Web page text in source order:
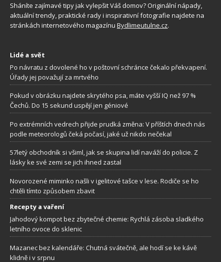
Sháníte zajímavé tipy jak vylepšit Váš domov? Originální nápady,
aktuální trendy, praktické rady i inspirativní fotografie najdete na
stránkách internetového magazínu Bydlimeutulne.cz.
Lidé a svět
Po návratu z dovolené ho v poštovní schránce čekalo překvapení.
Úřady jej považují za mrtvého
Pokud v obrázku najdete skrytého psa, máte vyšší IQ než 97 %
Čechů. Do 15 sekund uspějí jen géniové
Po extrémních vedrech přijde prudká změna: V příštích dnech nás
podle meteorologů čeká počasí, jaké už nikdo nečekal
57letý obchodník si všiml, jak se skupina lidí naváží do policie. Z
lásky ke své zemi se jich ihned zastal
Novorozené miminko našli v igelitové tašce v lese. Rodiče se ho
chtěli tímto způsobem zbavit
Recepty a vaření
Jahodový kompot bez zbytečné chemie: Rychlá zásoba sladkého
letního ovoce do sklenic
Mazanec bez kalendáře: Chutná svátečně, ale hodí se ke kávě
klidně i v srpnu